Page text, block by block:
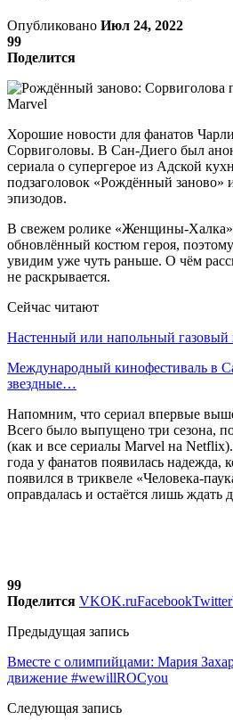
Опубликовано Июл 24, 2022
99
Поделится
Хорошие новости для фанатов
Сорвиголовы. В Сан-Диего был
сериала о супергерое из Адской
подзаголовок «Рождённый заново»
эпизодов.
В свежем ролике «Женщины-
обновлённый костюм героя,
увидим уже чуть раньше. О чём
не раскрывается.
Сейчас читают
Настенный или напольный газовый
Международный кинофестиваль в
звездные…
Напомним, что сериал впервые
Всего было выпущено три сезона,
(как и все сериалы Marvel на
года у фанатов появилась надежда,
появился в триквеле «Человека-
оправдалась и остаётся лишь ждать
99
Поделится VKOK.ruFacebookTwitter
Предыдущая запись
Вместе с олимпийцами: Мария
движение #wewillROCyou
Следующая запись